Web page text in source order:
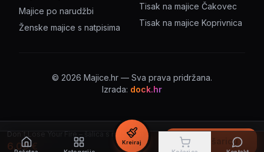
Don`t Lose Your Fire – šalica s natpisom
6.00€ U košaricu
Majice po narudžbi
Ženske majice s natpisima
Tisak na majice Čakovec
Tisak na majice Koprivnica
© 2026 Majice.hr — Sva prava pridržana.
Izrada: dock.hr
Kreiraj